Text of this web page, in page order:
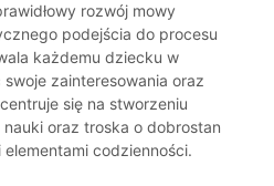
rozwój mowy
podejścia do procesu
każdemu dziecku w
zainteresowania oraz
się na stworzeniu
oraz troska o dobrostan
codzienności.